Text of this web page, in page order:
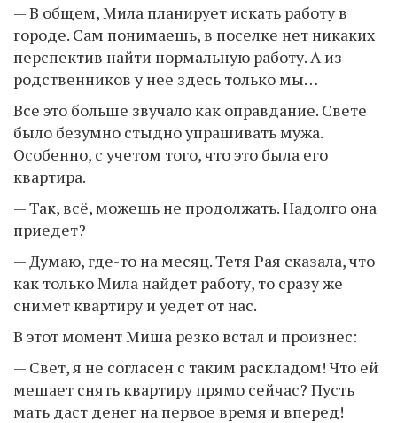
— В общем, Мила планирует искать работу в
городе. Сам понимаешь, в поселке нет никаких
перспектив найти нормальную работу. А из
родственников у нее здесь только мы…
Все это больше звучало как оправдание. Свете
было безумно стыдно упрашивать мужа.
Особенно, с учетом того, что это была его
квартира.
— Так, всё, можешь не продолжать. Надолго она
приедет?
— Думаю, где-то на месяц. Тетя Рая сказала, что
как только Мила найдет работу, то сразу же
снимет квартиру и уедет от нас.
В этот момент Миша резко встал и произнес:
— Свет, я не согласен с таким раскладом! Что ей
мешает снять квартиру прямо сейчас? Пусть
мать даст денег на первое время и вперед!